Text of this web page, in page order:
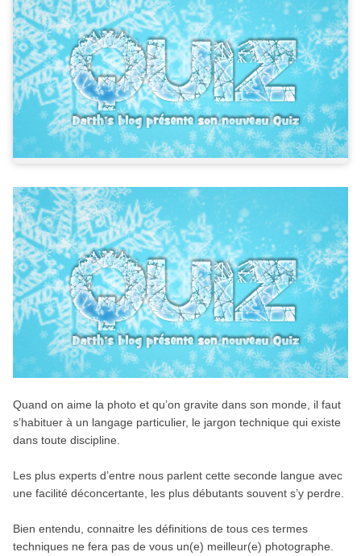
Quand on aime la photo et qu’on gravite dans son monde, il faut
s’habituer à un langage particulier, le jargon technique qui existe
dans toute discipline.
Les plus experts d’entre nous parlent cette seconde langue avec
une facilité déconcertante, les plus débutants souvent s’y perdre.
Bien entendu, connaitre les définitions de tous ces termes
techniques ne fera pas de vous un(e) meilleur(e) photographe.